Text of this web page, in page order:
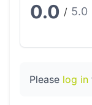
0.0 / 5.0
Please log in